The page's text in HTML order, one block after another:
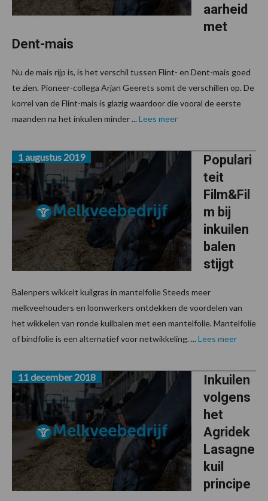
aarheid
met
Dent-mais
Nu de mais rijp is, is het verschil tussen Flint- en Dent-mais goed
te zien. Pioneer-collega Arjan Geerets somt de verschillen op. De
korrel van de Flint-mais is glazig waardoor die vooral de eerste
maanden na het inkuilen minder ... Lees meer
Populari
teit
Film&Fil
m bij
inkuilen
balen
stijgt
1 augustus 2019
Balenpers wikkelt kuilgras in mantelfolie Steeds meer
melkveehouders en loonwerkers ontdekken de voordelen van
het wikkelen van ronde kuilbalen met een mantelfolie. Mantelfolie
of bindfolie is een alternatief voor netwikkeling. ... Lees meer
Inkuilen
volgens
het
Agridek
Lasagne
kuil
principe
11 december 2018